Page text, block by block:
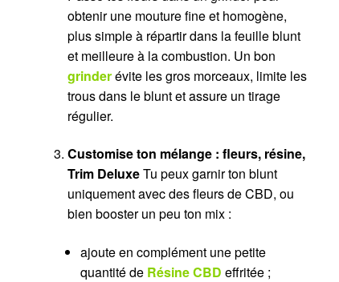
obtenir une mouture fine et homogène,
plus simple à répartir dans la feuille blunt
et meilleure à la combustion. Un bon
grinderévite les gros morceaux, limite les
trous dans le blunt et assure un tirage
régulier.
Customise ton mélange : fleurs, résine,
Trim DeluxeTu peux garnir ton blunt
uniquement avec des fleurs de CBD, ou
bien booster un peu ton mix :
ajoute en complément une petite
quantité de Résine CBD effritée ;